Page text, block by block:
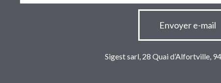
Envoyer e-mail
Sigest sarl, 28 Quai d’Alfortville,